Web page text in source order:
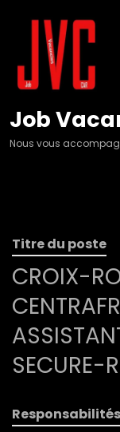
Job
Nous vous
Titre du poste
CROIX-
SECURE-
Responsabilités